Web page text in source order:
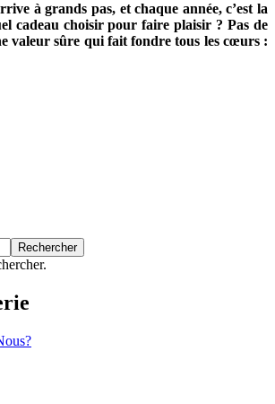
à grands pas, et chaque année, c’est la
cadeau choisir pour faire plaisir ? Pas de
valeur sûre qui fait fondre tous les cœurs :
Rechercher